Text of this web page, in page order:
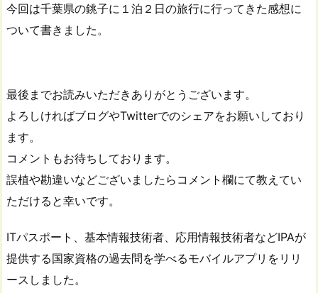
今回は千葉県の銚子に１泊２日の旅行に行ってきた感想に
ついて書きました。
最後までお読みいただきありがとうございます。
よろしければブログやTwitterでのシェアをお願いしており
ます。
コメントもお待ちしております。
誤植や勘違いなどございましたらコメント欄にて教えてい
ただけると幸いです。
ITパスポート、基本情報技術者、応用情報技術者などIPAが
提供する国家資格の過去問を学べるモバイルアプリをリリ
ースしました。